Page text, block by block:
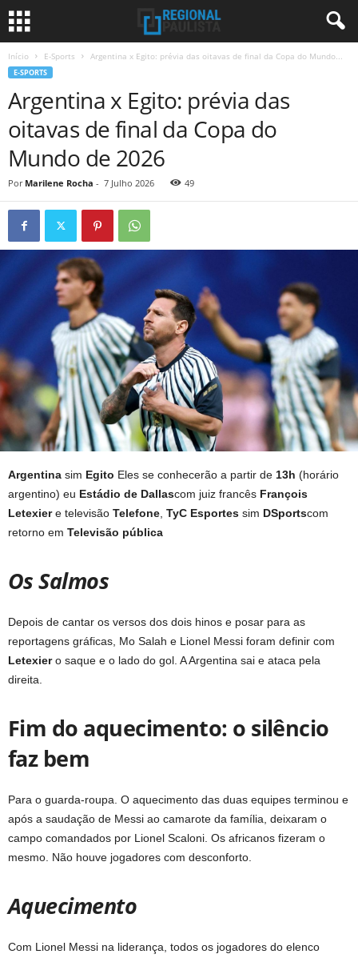
Início E-Sports Argentina x Egito: prévia das oitavas de final da Copa do Mundo...
E-SPORTS
Argentina x Egito: prévia das
oitavas de final da Copa do
Mundo de 2026
Por Marilene Rocha - 7 Julho 2026 49
Argentina sim Egito Eles se conhecerão a partir de 13h (horário
argentino) eu Estádio de Dallascom juiz francês François
Letexiere televisão Telefone TyC Esportes sim DSportscom
retorno em Televisão pública
Os Salmos
Depois de cantar os versos dos dois hinos e posar para as
reportagens gráficas, Mo Salah e Lionel Messi foram definir com
Letexiero saque e o lado do gol. A Argentina sai e ataca pela
direita.
Fim do aquecimento: o silêncio
faz bem
Para o guarda-roupa. O aquecimento das duas equipes terminou e
após a saudação de Messi ao camarote da família, deixaram o
campo comandados por Lionel Scaloni. Os africanos fizeram o
mesmo. Não houve jogadores com desconforto.
Aquecimento
Com Lionel Messi na liderança, todos os jogadores do elenco